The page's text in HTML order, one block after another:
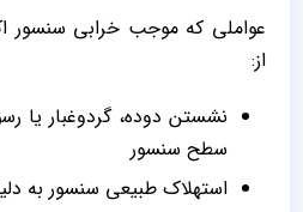
عواملی که موجب خرابی سنسور
از:
نشستن دوده، گردوغبار یا
سطح سنسور
استهلاک طبیعی سنسور به‌